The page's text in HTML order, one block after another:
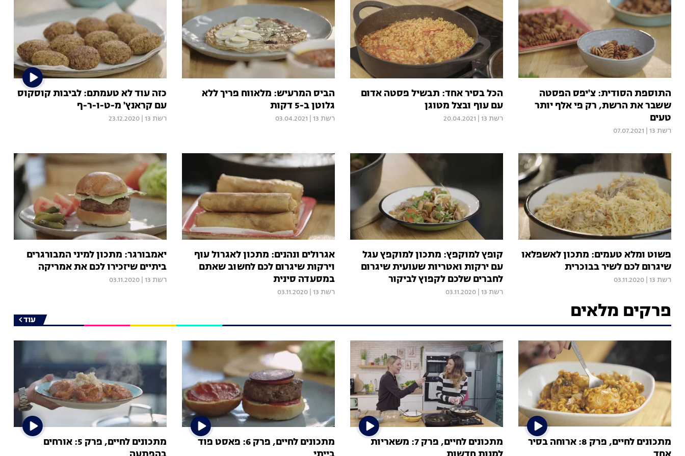
התוספת הסודית: צ'יפס הפסטה
ששבר את הרשת, רק פי אלף יותר
טעים
רשת 13 07.07.2021
הכל בסיר אחד: תבשיל פסטה אדום
עם עוף ובצל מטוגן
רשת 13 20.04.2021
הביס המרעיש: מלאווח פריך ללא
גלוטן ב-5 דקות
רשת 13 03.04.2021
כזה עוד לא טעמתם: לביבות קוסקוס
עם קראנץ' מ-ט-ו-ר-ף
רשת 13 23.12.2020
פשוט ומלא טעמים: מתכון לאשפלאו
שיגרום לכם לשיר בבוכרית
רשת 13 03.11.2020
קופץ למוקפץ: מתכון למוקפץ עגל
עם ירקות ואטריות שעועית שיגרום
לחברים שלכם לקפוץ לביקור
רשת 13 03.11.2020
אגרולים ונהנים: מתכון לאגרול עוף
וירקות שיגרום לכם לחשוב שאתם
במסעדה סינית
רשת 13 03.11.2020
יאמבורגר: מתכון למיני המבורגרים
ביתיים שיזכירו לכם את אמריקה
רשת 13 03.11.2020
פרקים מלאים עוד
מתכונים לחיים, פרק 8: ארוחה בסיר
מתכונים לחיים, פרק 7: משאריות
מתכונים לחיים, פרק 6: פאסט פוד
מתכונים לחיים, פרק 5: אורחים